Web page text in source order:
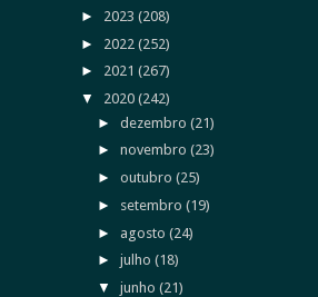
► 2023 (208)
► 2022 (252)
► 2021 (267)
▼ 2020 (242)
►dezembro(21)
►novembro(23)
►outubro(25)
► setembro(19)
► agosto(24)
►julho(18)
▼junho(21)